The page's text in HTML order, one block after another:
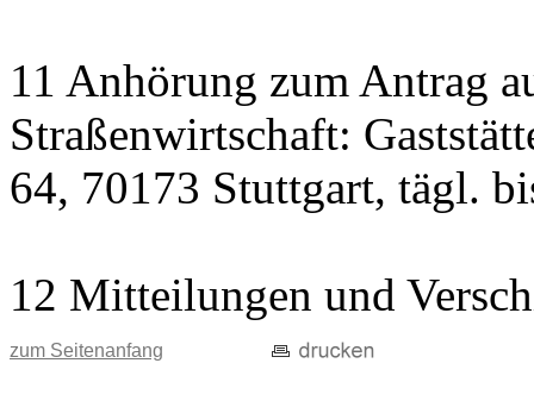
11 Anhörung zum Antrag
Straßenwirtschaft:
64, 70173 Stuttgart, tägl.
12 Mitteilungen und
zum Seitenanfang